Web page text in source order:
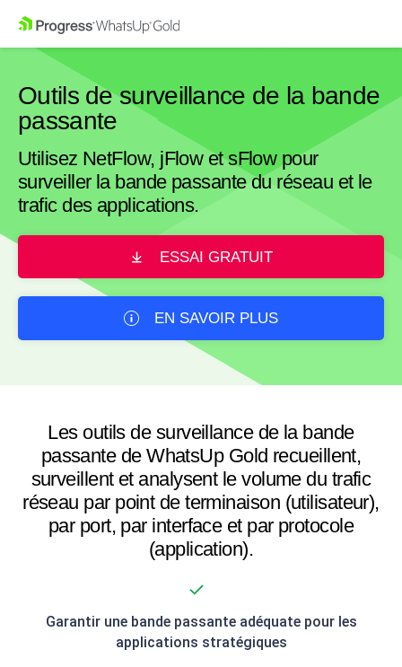
Outils de surveillance de la bande
passante
Utilisez NetFlow, jFlow et sFlow pour
surveiller la bande passante du réseau et le
trafic des applications.
ESSAI GRATUIT
EN SAVOIR PLUS
Les outils de surveillance de la bande
passante de WhatsUp Gold recueillent,
surveillent et analysent le volume du trafic
réseau par point de terminaison (utilisateur),
par port, par interface et par protocole
(application).
Garantir une bande passante adéquate pour les
applications stratégiques